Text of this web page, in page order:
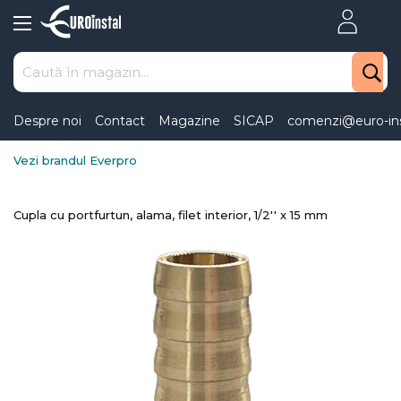
to
Content
Despre noi Contact Magazine SICAP comenzi@euro-
Vezi brandul Everpro
Cupla cu portfurtun, alama, filet interior, 1/2'' x 15 mm